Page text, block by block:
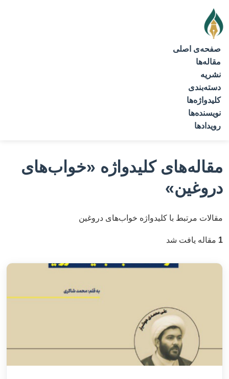
صفحه‌ی اصلی
مقاله‌ها
نشریه
دسته‌بندی
کلیدواژه‌ها
نویسنده‌ها
رویدادها
مقاله‌های کلیدواژه «خواب‌های
دروغین»
مقالات مرتبط با کلیدواژه خواب‌های دروغین
1 مقاله یافت شد